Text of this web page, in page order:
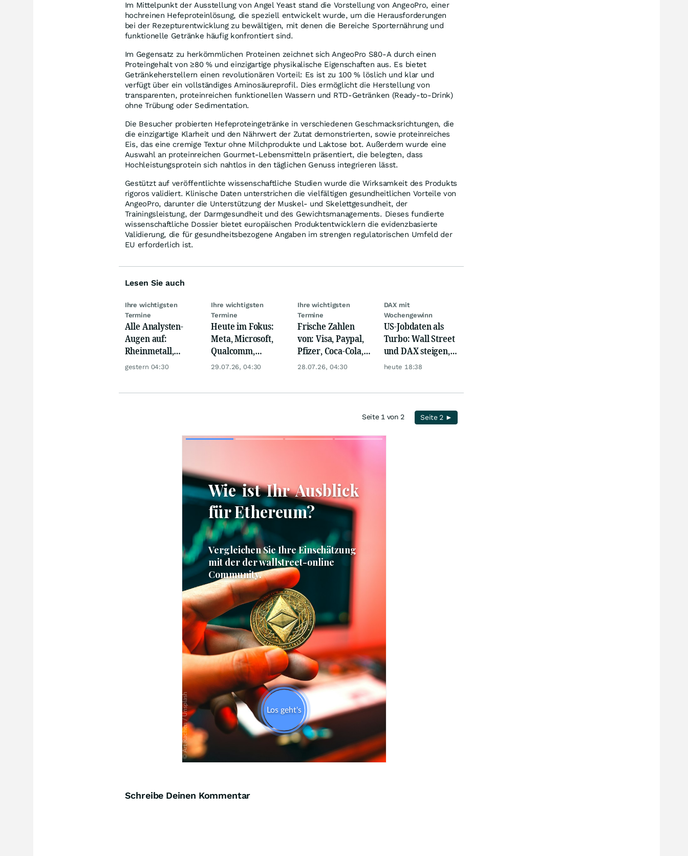
Im Mittelpunkt der Ausstellung von Angel Yeast stand die Vorstellung von AngeoPro, einer
hochreinen Hefeproteinlösung, die speziell entwickelt wurde, um die Herausforderungen
bei der Rezepturentwicklung zu bewältigen, mit denen die Bereiche Sporternährung und
funktionelle Getränke häufig konfrontiert sind.
Im Gegensatz zu herkömmlichen Proteinen zeichnet sich AngeoPro S80-A durch einen
Proteingehalt von ≥80 % und einzigartige physikalische Eigenschaften aus. Es bietet
Getränkeherstellern einen revolutionären Vorteil: Es ist zu 100 % löslich und klar und
verfügt über ein vollständiges Aminosäureprofil. Dies ermöglicht die Herstellung von
transparenten, proteinreichen funktionellen Wassern und RTD-Getränken (Ready-to-Drink)
ohne Trübung oder Sedimentation.
Die Besucher probierten Hefeproteingetränke in verschiedenen Geschmacksrichtungen, die
die einzigartige Klarheit und den Nährwert der Zutat demonstrierten, sowie proteinreiches
Eis, das eine cremige Textur ohne Milchprodukte und Laktose bot. Außerdem wurde eine
Auswahl an proteinreichen Gourmet-Lebensmitteln präsentiert, die belegten, dass
Hochleistungsprotein sich nahtlos in den täglichen Genuss integrieren lässt.
Gestützt auf veröffentlichte wissenschaftliche Studien wurde die Wirksamkeit des Produkts
rigoros validiert. Klinische Daten unterstrichen die vielfältigen gesundheitlichen Vorteile von
AngeoPro, darunter die Unterstützung der Muskel- und Skelettgesundheit, der
Trainingsleistung, der Darmgesundheit und des Gewichtsmanagements. Dieses fundierte
wissenschaftliche Dossier bietet europäischen Produktentwicklern die evidenzbasierte
Validierung, die für gesundheitsbezogene Angaben im strengen regulatorischen Umfeld der
EU erforderlich ist.
Lesen Sie auch
Ihre wichtigsten
Termine
Alle Analysten-
Augen auf:
Rheinmetall,
Deutsche Telekom,
gestern 04:30
Ihre wichtigsten
Termine
Heute im Fokus:
Meta, Microsoft,
Qualcomm,
Biogen, Airbus,
29.07.26, 04:30
Ihre wichtigsten
Termine
Frische Zahlen
von: Visa, Paypal,
Pfizer, Coca-Cola,
Logitech, UPS &
28.07.26, 04:30
DAX mit
Wochengewinn
US-Jobdaten als
Turbo: Wall Street
und DAX steigen,
Gold glänzt
heute 18:38
Seite 1 von 2 Seite 2 ►
Schreibe Deinen Kommentar